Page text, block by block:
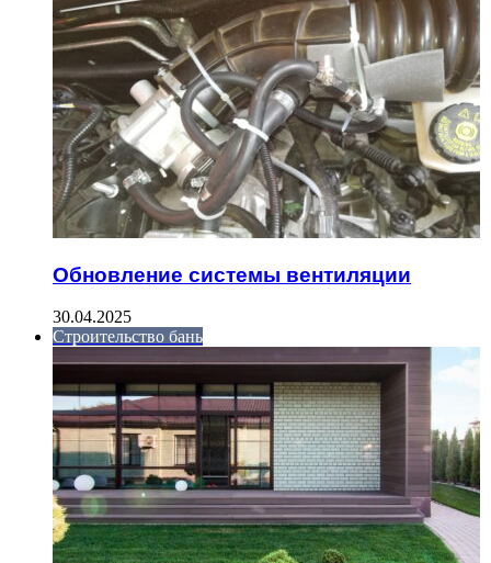
Обновление системы вентиляции
30.04.2025
Строительство бань